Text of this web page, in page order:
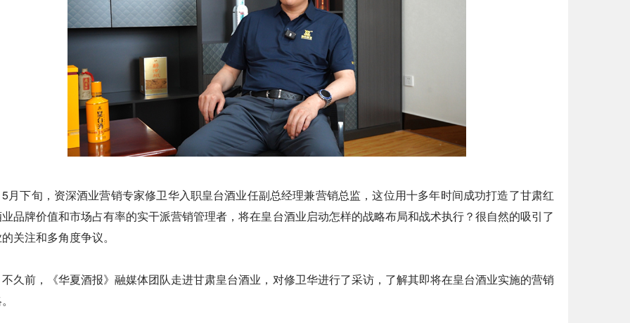
5月下旬，资深酒业营销专家修卫华入职皇台酒业任副总经理兼营销总监，这位用十多年时间成功打造了甘肃红
品牌价值和市场占有率的实干派营销管理者，将在皇台酒业启动怎样的战略布局和战术执行？很自然的吸引了
关注和多角度争议。
不久前，《华夏酒报》融媒体团队走进甘肃皇台酒业，对修卫华进行了采访，了解其即将在皇台酒业实施的营销